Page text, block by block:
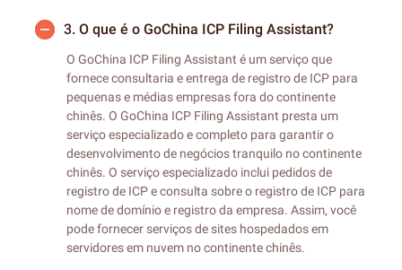
3. O que é o GoChina ICP Filing Assistant?
O GoChina ICP Filing Assistant é um serviço que
fornece consultaria e entrega de registro de ICP para
pequenas e médias empresas fora do continente
chinês. O GoChina ICP Filing Assistant presta um
serviço especializado e completo para garantir o
desenvolvimento de negócios tranquilo no continente
chinês. O serviço especializado inclui pedidos de
registro de ICP e consulta sobre o registro de ICP para
nome de domínio e registro da empresa. Assim, você
pode fornecer serviços de sites hospedados em
servidores em nuvem no continente chinês.